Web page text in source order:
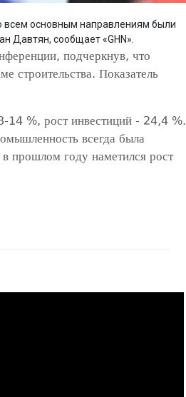
всем основным направлениям были
Давтян, сообщает «GHN».
подчеркнув, что
строительства. Показатель
14 %, рост инвестиций - 24,4 %.
всегда была
прошлом году наметился рост